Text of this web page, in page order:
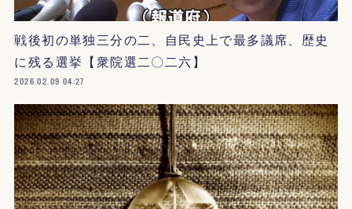
戦後初の単独三分の二、自民史上で最多議席、歴史
に残る選挙【衆院選二〇二六】
2026.02.09 04:27